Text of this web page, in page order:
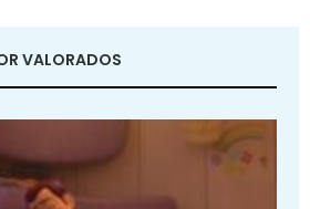
VALORADOS